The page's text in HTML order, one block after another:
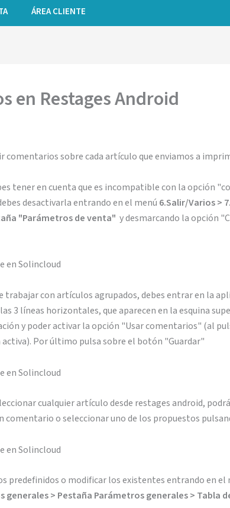
ÁREA CLIENTE
en Restages Android
comentarios sobre cada artículo que enviamos a
tener en cuenta que es incompatible con la opción
desactivarla entrando en el menú 6.Salir/Varios >
"Parámetros de venta" y desmarcando la opción
trabajar con artículos agrupados, debes entrar en la
3 líneas horizontales, que aparecen en la esquina
y poder activar la opción "Usar comentarios" (al
activa). Por último pulsa sobre el botón "Guardar"
cualquier artículo desde restages android,
comentario o seleccionar uno de los propuestos
predefinidos o modificar los existentes entrando en el
generales > Pestaña Parámetros generales > Tabla